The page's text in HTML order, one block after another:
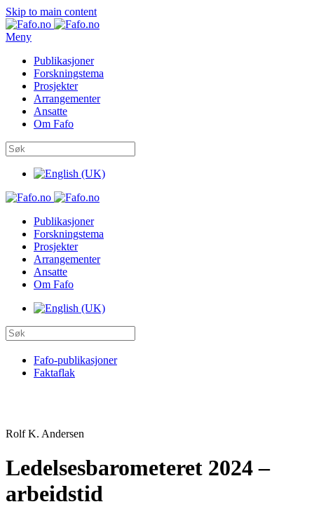
Skip to main content
Meny
Publikasjoner
Forskningstema
Prosjekter
Arrangementer
Ansatte
Om Fafo
Publikasjoner
Forskningstema
Prosjekter
Arrangementer
Ansatte
Om Fafo
Fafo-publikasjoner
Faktaflak
Rolf K. Andersen
Ledelsesbarometeret 2024 –
arbeidstid